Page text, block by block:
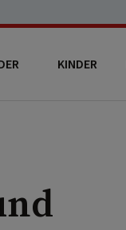
KINDER